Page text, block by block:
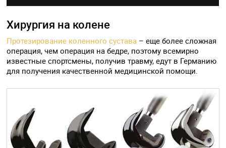
Хирургия на колене
Протезирование коленного сустава – еще более сложная
операция, чем операция на бедре, поэтому всемирно
известные спортсмены, получив травму, едут в Германию
для получения качественной медицинской помощи.